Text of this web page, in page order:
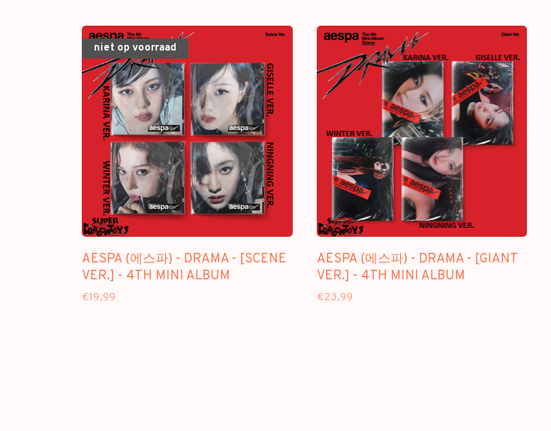
niet op voorraad
AESPA (에스파) - DRAMA - [SCENE
VER.] - 4TH MINI ALBUM
€19,99
AESPA (에스파) - DRAMA - [GIANT
VER.] - 4TH MINI ALBUM
€23,99